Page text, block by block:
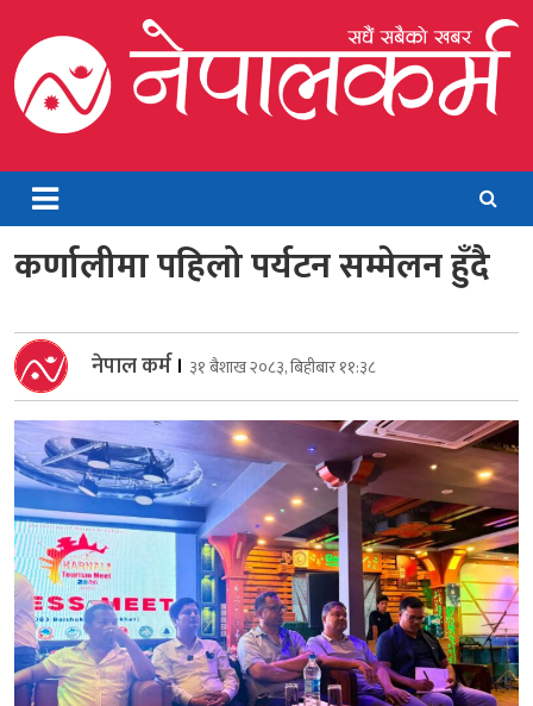
to
content
Nepalkarma
कर्णालीमा पहिलो पर्यटन सम्मेलन हुँदै
नेपाल कर्म। ३१ बैशाख २०८३, बिहीबार ११:३८